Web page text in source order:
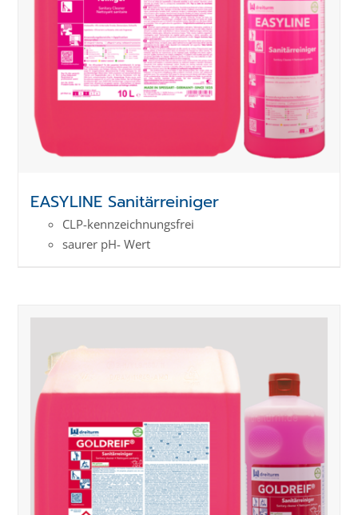
EASYLINE Sanitärreiniger
CLP-kenn­zeich­­nungs­frei
saurer pH- Wert